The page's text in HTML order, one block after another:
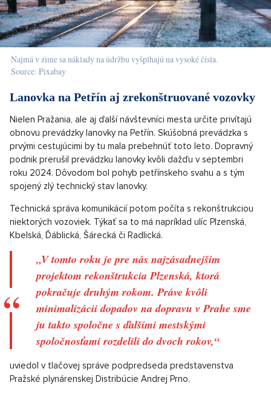
Najmä v zime sa náklady na údržbu vyšplhajú na vysoké čísla.
Source: Pixabay
Lanovka na Petřín aj zrekonštruované vozovky
Nielen Pražania, ale aj ďalší návštevníci mesta určite privítajú
obnovu prevádzky lanovky na Petřín. Skúšobná prevádzka s
prvými cestujúcimi by tu mala prebehnúť toto leto. Dopravný
podnik prerušil prevádzku lanovky kvôli dažďu v septembri
roku 2024. Dôvodom bol pohyb petřínskeho svahu a s tým
spojený zlý technický stav lanovky.
Technická správa komunikácií potom počíta s rekonštrukciou
niektorých vozoviek. Týkať sa to má napríklad ulíc Plzenská,
Kbelská, Ďáblická, Šárecká či Radlická.
„V tomto roku je pre nás najzásadnejším
projektom rekonštrukcia Plzenská, ktorá
pokračuje druhým rokom. Práve kvôli
minimalizácii dopadov na dopravu v Prahe sme
ju takto spoločne s ďalšími mestskými
spoločnosťami rozdelili do dvoch rokov,“
uviedol v tlačovej správe podpredseda predstavenstva
Pražské plynárenskej Distribúcie Andrej Prno.